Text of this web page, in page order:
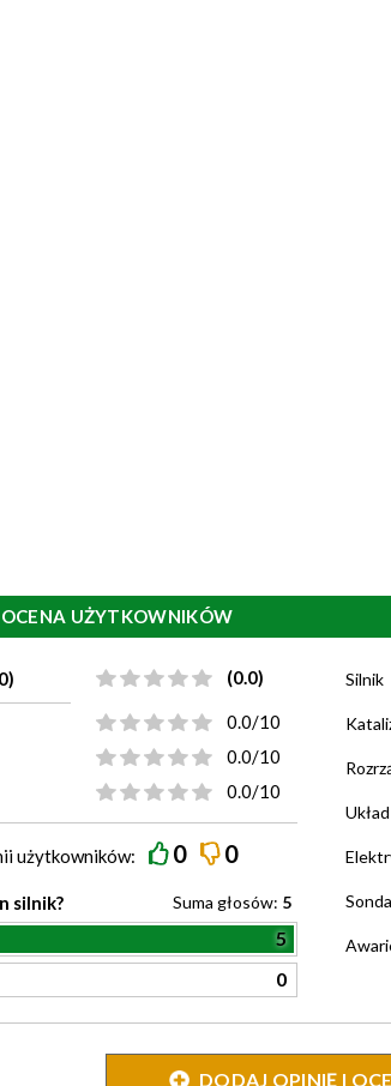
OCENA UŻYTKOWNIKÓW
(0.0)
0.0/10
0.0/10
0.0/10
użytkowników: 0 0
silnik? Suma głosów: 5
5
0
Silnik
DODAJ OPINIĘ I